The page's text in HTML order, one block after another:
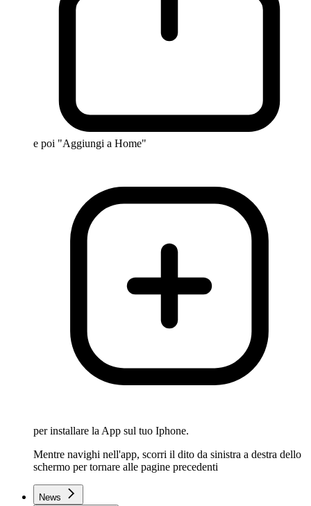
e poi "Aggiungi a Home"
per installare la App sul tuo Iphone.
Mentre navighi nell'app, scorri il dito da sinistra a destra dello
schermo per tornare alle pagine precedenti
News